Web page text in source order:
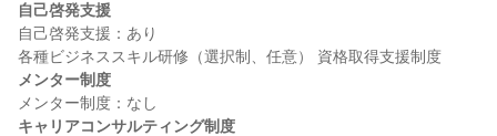
自己啓発支援
自己啓発支援：あり
メンター制度
キャリアコンサルティング制度